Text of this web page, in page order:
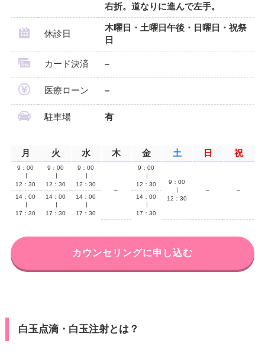
右折。道なりに進んで左手。
休診日
木曜日・土曜日午後・日曜日・祝祭
日
カード決済 –
医療ローン –
駐車場 有
月 火 水 木 金 土 日 祝
9：00
12：30
9：00
12：30
9：00
12：30
–
9：00
12：30
9：00
12：30
–
–
14：00
17：30
14：00
17：30
14：00
17：30
14：00
17：30
カウンセリングに申し込む
白玉点滴・白玉注射とは？